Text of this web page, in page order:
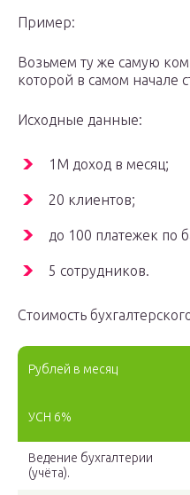
Пример:
Возьмем ту же самую
которой в самом начале
Исходные данные:
1М доход в месяц;
20 клиентов;
до 100 платежек по
5 сотрудников.
Стоимость
Рублей в месяц
УСН 6%
Ведение бухгалтерии
(учёта).